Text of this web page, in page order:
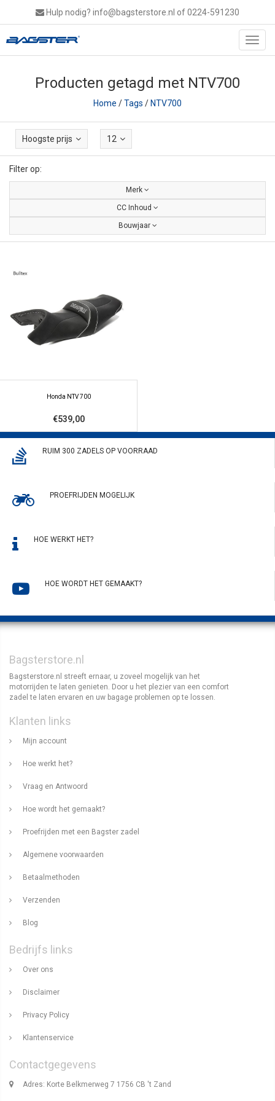
Hulp nodig? info@bagsterstore.nl of 0224-591230
Producten getagd met NTV700
Home /Tags /NTV700
Hoogste prijs 12
Filter op:
Merk
CC Inhoud
Bouwjaar
Honda NTV 700
€539,00
RUIM 300 ZADELS OP VOORRAAD
PROEFRIJDEN MOGELIJK
HOE WERKT HET?
HOE WORDT HET GEMAAKT?
Bagsterstore.nl
Bagsterstore.nl streeft ernaar, u zoveel mogelijk van het
motorrijden te laten genieten. Door u het plezier van een comfort
zadel te laten ervaren en uw bagage problemen op te lossen.
Klanten links
Mijn account
Hoe werkt het?
Vraag en Antwoord
Hoe wordt het gemaakt?
Proefrijden met een Bagster zadel
Algemene voorwaarden
Betaalmethoden
Verzenden
Blog
Bedrijfs links
Over ons
Disclaimer
Privacy Policy
Klantenservice
Contactgegevens
Adres: Korte Belkmerweg 7 1756 CB 't Zand